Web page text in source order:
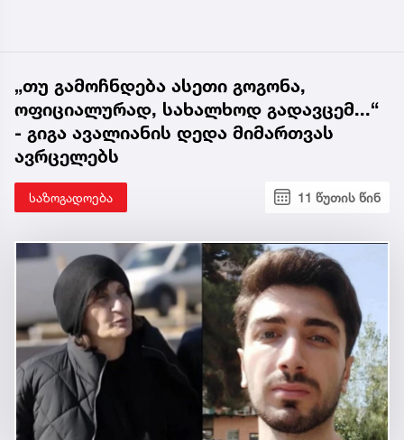
„თუ გამოჩნდება ასეთი გოგონა,
ოფიციალურად, სახალხოდ გადავცემ...“
- გიგა ავალიანის დედა მიმართვას
ავრცელებს
საზოგადოება 11 წუთის წინ